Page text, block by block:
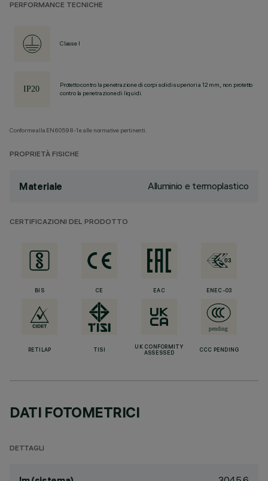
PERFORMANCE TECNICHE
Classe I
Protetto contro la penetrazione di corpi solidi superiori a 12 mm, non protetto
contro la penetrazione di liquidi.
Conforme alla EN60598-1 e alle normative pertinenti.
PROPRIETÀ FISICHE
Materiale Alluminio e termoplastico
CERTIFICAZIONI DEL PRODOTTO
BIS CE EAC ENEC-03
RETILAP TISI
UK CONFORMITY
ASSESSED
CCC PENDING
DATI FOTOMETRICI
DETTAGLI